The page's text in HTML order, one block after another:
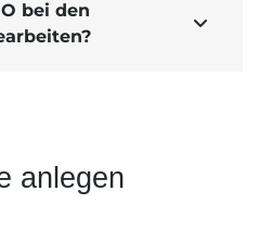
bei den

anlegen